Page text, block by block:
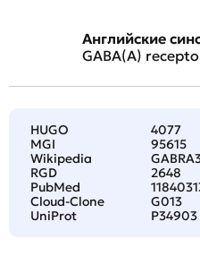
Английские
GABA(A)
HUGO
4077
MGI
95615
Wikipedia
RGD
2648
PubMed
Cloud-Clone
G013
UniProt
P34903